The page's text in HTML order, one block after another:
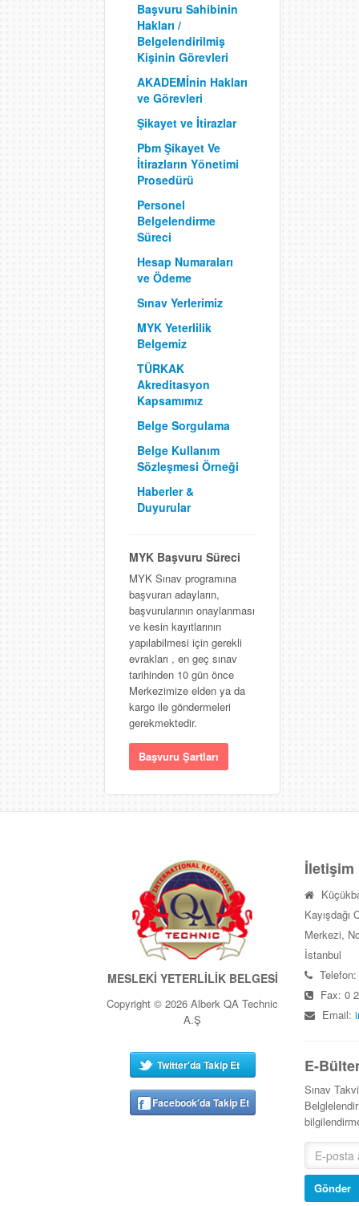
Başvuru Sahibinin
Hakları /
Belgelendirilmiş
Kişinin Görevleri
AKADEMİnin Hakları
ve Görevleri
Şikayet ve İtirazlar
Pbm Şikayet Ve
İtirazların Yönetimi
Prosedürü
Personel
Belgelendirme
Süreci
Hesap Numaraları
ve Ödeme
Sınav Yerlerimiz
MYK Yeterlilik
Belgemiz
TÜRKAK
Akreditasyon
Kapsamımız
Belge Sorgulama
Belge Kullanım
Sözleşmesi Örneği
Haberler &
Duyurular
MYK Başvuru Süreci
MYK Sınav programına
başvuran adayların,
başvurularının onaylanması
ve kesin kayıtlarının
yapılabilmesi için gerekli
evrakları , en geç sınav
tarihinden 10 gün önce
Merkezimize elden ya da
kargo ile göndermeleri
gerekmektedir.
Başvuru Şartları
MESLEKİ YETERLİLİK BELGESİ
Copyright © 2026 Alberk QA Technic
A.Ş
Twitter'da Takip Et
Facebook'da Takip Et
İletişim
Kayışdağı
Merkezi,
İstanbul
Fax: 0
Email:
E-
Sınav
Gönder